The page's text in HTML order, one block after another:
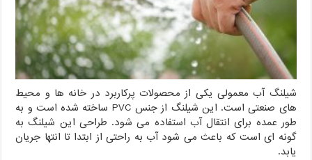
شیلنگ آب معمولی یکی از محصولات پرکاربرد در خانه ها و محیط
های صنعتی است. این شیلنگ از جنس PVC ساخته شده است و به
طور عمده برای انتقال آب استفاده می شود. طراحی این شیلنگ به
گونه ای است که باعث می شود آب به راحتی از ابتدا تا انتها جریان
یابد.